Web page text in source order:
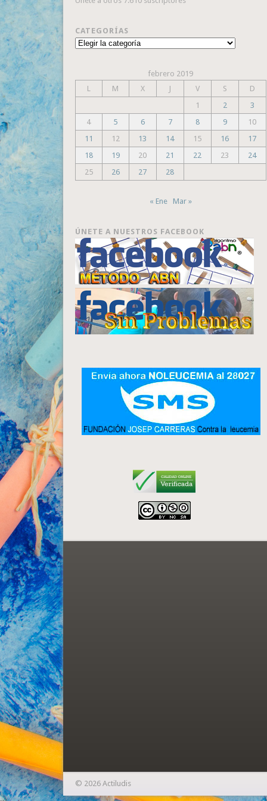
CATEGORÍAS
Categorías
febrero 2019
L
M X J V S
D
1
2
3
4
5 6 7 8 9
10
11
12 13 14 15 16
17
18
19 20 21 22 23
24
25
26 27 28
« Ene Mar »
ÚNETE A NUESTROS FACEBOOK
© 2026 Actiludis